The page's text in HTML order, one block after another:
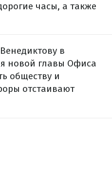
часы, а также
в
новой главы Офиса
обществу и
отстаивают